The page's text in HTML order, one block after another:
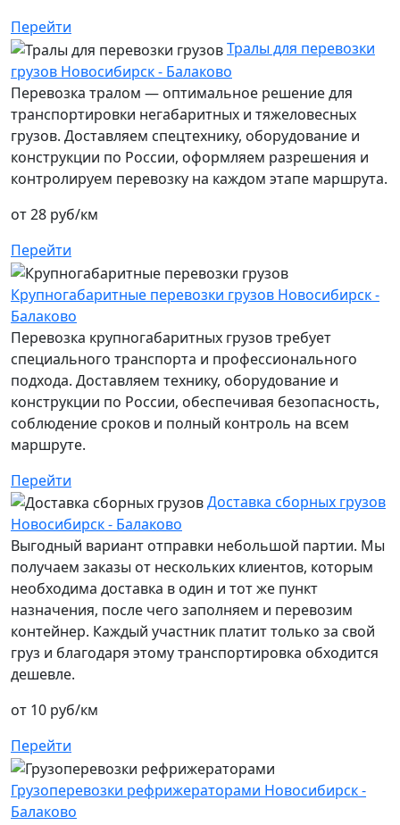
Перейти
Тралы для перевозки
грузов Новосибирск - Балаково
Перевозка тралом — оптимальное решение для
транспортировки негабаритных и тяжеловесных
грузов. Доставляем спецтехнику, оборудование и
конструкции по России, оформляем разрешения и
контролируем перевозку на каждом этапе маршрута.
от 28 руб/км
Перейти
Крупногабаритные перевозки грузов Новосибирск -
Балаково
Перевозка крупногабаритных грузов требует
специального транспорта и профессионального
подхода. Доставляем технику, оборудование и
конструкции по России, обеспечивая безопасность,
соблюдение сроков и полный контроль на всем
маршруте.
Перейти
Доставка сборных грузов
Новосибирск - Балаково
Выгодный вариант отправки небольшой партии. Мы
получаем заказы от нескольких клиентов, которым
необходима доставка в один и тот же пункт
назначения, после чего заполняем и перевозим
контейнер. Каждый участник платит только за свой
груз и благодаря этому транспортировка обходится
дешевле.
от 10 руб/км
Перейти
Грузоперевозки рефрижераторами Новосибирск -
Балаково